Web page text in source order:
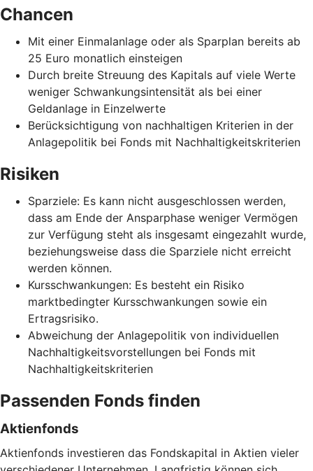
Chancen
Mit einer Einmalanlage oder als Sparplan bereits ab
25 Euro monatlich einsteigen
Durch breite Streuung des Kapitals auf viele Werte
weniger Schwankungsintensität als bei einer
Geldanlage in Einzelwerte
Berücksichtigung von nachhaltigen Kriterien in der
Anlagepolitik bei Fonds mit Nachhaltigkeitskriterien
Risiken
Sparziele: Es kann nicht ausgeschlossen werden,
dass am Ende der Ansparphase weniger Vermögen
zur Verfügung steht als insgesamt eingezahlt wurde,
beziehungsweise dass die Sparziele nicht erreicht
werden können.
Kursschwankungen: Es besteht ein Risiko
marktbedingter Kursschwankungen sowie ein
Ertragsrisiko.
Abweichung der Anlagepolitik von individuellen
Nachhaltigkeitsvorstellungen bei Fonds mit
Nachhaltigkeitskriterien
Passenden Fonds finden
Aktienfonds
Aktienfonds investieren das Fondskapital in Aktien vieler